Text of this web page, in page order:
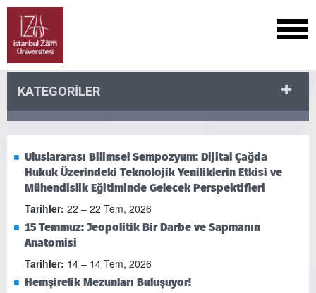
KATEGORİLER
Uluslararası Bilimsel Sempozyum: Dijital Çağda
Hukuk Üzerindeki Teknolojik Yeniliklerin Etkisi ve
Mühendislik Eğitiminde Gelecek Perspektifleri
Tarihler: 22 – 22 Tem, 2026
15 Temmuz: Jeopolitik Bir Darbe ve Sapmanın
Anatomisi
Tarihler: 14 – 14 Tem, 2026
Hemşirelik Mezunları Buluşuyor!